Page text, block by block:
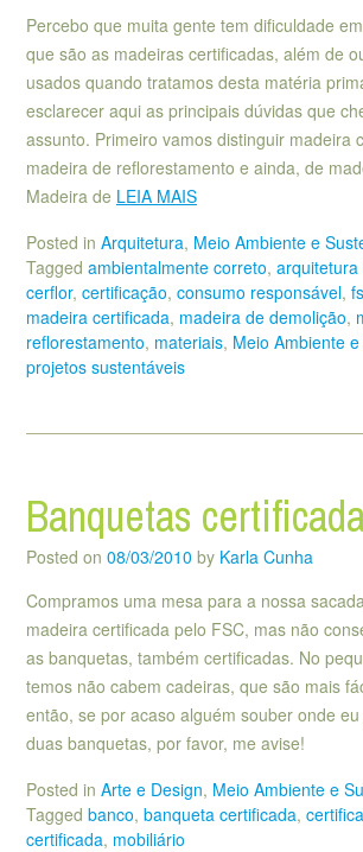
Percebo que muita gente tem dificuldade
que são as madeiras certificadas, além de
usados quando tratamos desta matéria
esclarecer aqui as principais dúvidas que
assunto. Primeiro vamos distinguir madeira
madeira de reflorestamento e ainda, de
Madeira de LEIA MAIS
Posted in Arquitetura, Meio Ambiente e
Tagged ambientalmente correto,
cerflor, certificação, consumo responsável,
madeira certificada, madeira de demolição,
reflorestamento, materiais, Meio Ambiente
projetos sustentáveis
Banquetas
Posted on 08/03/2010 by Karla Cunha
Compramos uma mesa para a nossa
madeira certificada pelo FSC, mas não
as banquetas, também certificadas. No
temos não cabem cadeiras, que são mais
então, se por acaso alguém souber onde
duas banquetas, por favor, me avise!
Posted in Arte e Design, Meio Ambiente e
Tagged banco, banqueta certificada,
certificada, mobiliário